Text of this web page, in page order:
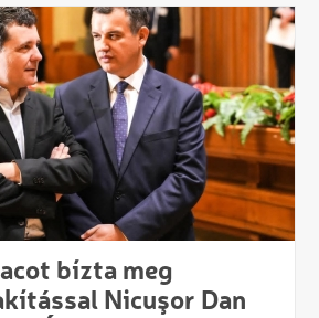
bízta meg
Nicuşor Dan